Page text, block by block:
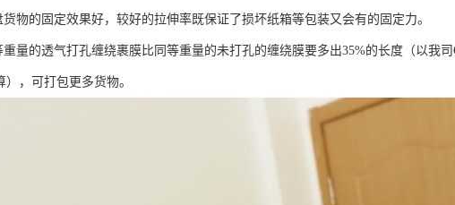
货物的固定效果好，较好的拉伸率既保证了损坏纸箱等包装又会有的固定力。
重量的透气打孔缠绕裹膜比同等重量的未打孔的缠绕膜要多出35%的长度（以我
），可打包更多货物。